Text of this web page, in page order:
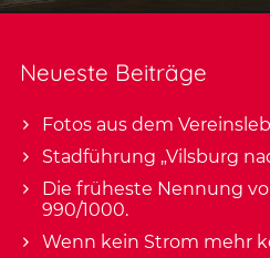
Neueste Beiträge
Fotos aus dem
Stadführung „Vilsburg
Die früheste Nennung
990/1000.
Wenn kein Strom mehr